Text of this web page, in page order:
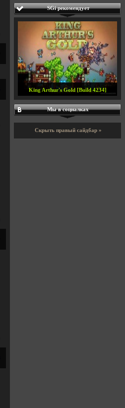
SGi рекомендует
King Arthur's Gold [Build 4234]
Мы в социалках
Скрыть правый сайдбар »